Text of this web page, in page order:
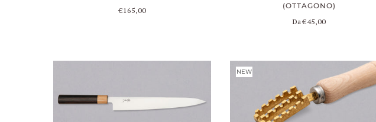
€165,00
(OTTAGONO)
Da€45,00
NEW